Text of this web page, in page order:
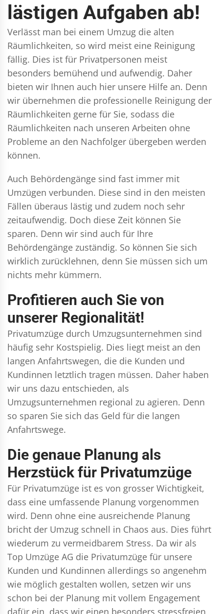
lästigen Aufgaben ab!
Verlässt man bei einem Umzug die alten
Räumlichkeiten, so wird meist eine Reinigung
fällig. Dies ist für Privatpersonen meist
besonders bemühend und aufwendig. Daher
bieten wir Ihnen auch hier unsere Hilfe an. Denn
wir übernehmen die professionelle Reinigung der
Räumlichkeiten gerne für Sie, sodass die
Räumlichkeiten nach unseren Arbeiten ohne
Probleme an den Nachfolger übergeben werden
können.
Auch Behördengänge sind fast immer mit
Umzügen verbunden. Diese sind in den meisten
Fällen überaus lästig und zudem noch sehr
zeitaufwendig. Doch diese Zeit können Sie
sparen. Denn wir sind auch für Ihre
Behördengänge zuständig. So können Sie sich
wirklich zurücklehnen, denn Sie müssen sich um
nichts mehr kümmern.
Profitieren auch Sie von
unserer Regionalität!
Privatumzüge durch Umzugsunternehmen sind
häufig sehr Kostspielig. Dies liegt meist an den
langen Anfahrtswegen, die die Kunden und
Kundinnen letztlich tragen müssen. Daher haben
wir uns dazu entschieden, als
Umzugsunternehmen regional zu agieren. Denn
so sparen Sie sich das Geld für die langen
Anfahrtswege.
Die genaue Planung als
Herzstück für Privatumzüge
Für Privatumzüge ist es von grosser Wichtigkeit,
dass eine umfassende Planung vorgenommen
wird. Denn ohne eine ausreichende Planung
bricht der Umzug schnell in Chaos aus. Dies führt
wiederum zu vermeidbarem Stress. Da wir als
Top Umzüge AG die Privatumzüge für unsere
Kunden und Kundinnen allerdings so angenehm
wie möglich gestalten wollen, setzen wir uns
schon bei der Planung mit vollem Engagement
dafür ein, dass wir einen besonders stressfreien